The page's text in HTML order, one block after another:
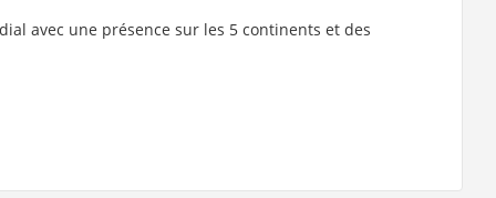
avec une présence sur les 5 continents et des